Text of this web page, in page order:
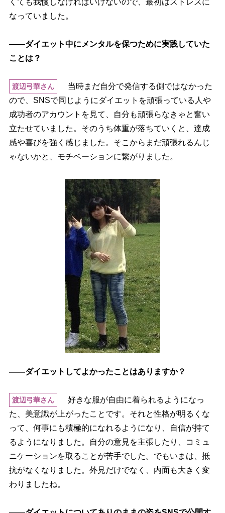
なっていました。
――ダイエット中にメンタルを保つために実践していた
ことは？
渡辺弓華さん
当時まだ自分で発信する側ではなかった
ので、SNSで同じようにダイエットを頑張っている人
成功者のアカウントを見て、自分も頑張らなきゃと奮い
立たせていました。そのうち体重が落ちていくと、達成
感や喜びを強く感じました。そこからまだ頑張れるんじ
ゃないかと、モチベーションに繋がりました。
――ダイエットしてよかったことはありますか？
渡辺弓華さん
好きな服が自由に着られるようになっ
た、美意識が上がったことです。それと性格が明るくな
って、何事にも積極的になれるようになり、自信が持て
るようになりました。自分の意見を主張したり、コミュ
ニケーションを取ることが苦手でした。でもいまは、抵
抗がなくなりました。外見だけでなく、内面も大きく変
わりましたね。